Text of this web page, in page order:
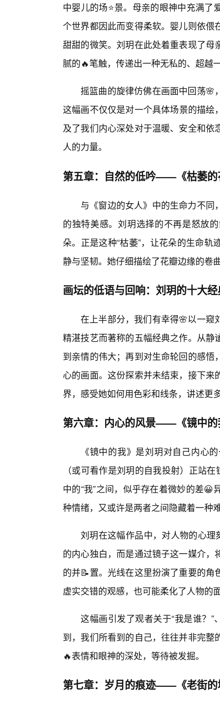
中婴儿的场⭐景。母亲的眼神中充满
个世界都因此而变得柔软。婴儿则依
甜甜的微笑。刘玥在此处着重表现了
腻的🔥笔触，传递出一种无私的、超越
摇篮曲的旋律仿佛在画面中回荡🌸
这幅画不仅仅是对一个具体场景的描
及了我们内心深处对于温暖、安全和
人的力量。
第五章：自然的低吟——《枯萎的
与《窗边的女人》中的生命力不
的独特美感。刘玥选择的不再是怒放
朵。正是这种“枯萎”，让花朵的生命
静与坚韧。她仔细描绘了花瓣边缘的卷
画坛的低语与回响：刘玥的十大
在上半部分，我们有幸得🌸以一窥
精湛技艺而著称的五幅经典之作。从
到亲情的伟大；再到对生命轮回的感
心的画面。这份探索并未结束，接下
界，感受她如何用色彩和线条，讲述更
第六章：内心的风景——《镜中的
《镜中的我》是刘玥对自己内心
（或可看作是刘玥的自我投射）正站
中的“我”之间，似乎存在着微妙的差
种情绪，又或许是两者之间隐藏着一种
刘玥在这幅作品中，对人物的心理
的内心独白，而是通过镜子这一媒介
的并📝置。光线在这里扮演了重要的
虚实交错的观感，也可能柔化了人物的
这幅画引发了观者关于“我是谁？
到，我们所看到的自己，往往并非完
🔥表情和眼神的深处，等待被发掘。
第七章：岁月的痕迹——《老街的